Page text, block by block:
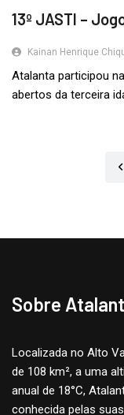
13º JASTI –
Kainan Henrique
Atalanta participou
abertos da terceira
Sobre
Localizada no Alto
de 108 km², a uma
anual de 18°C,
conhecida pelas